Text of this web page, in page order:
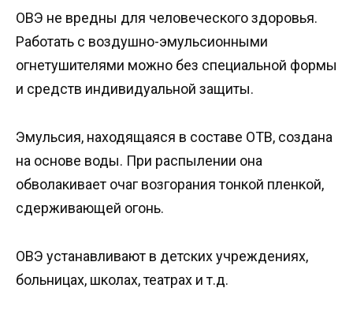
ОВЭ не вредны для человеческого здоровья.
Работать с воздушно-эмульсионными
огнетушителями можно без специальной формы
и средств индивидуальной защиты.
Эмульсия, находящаяся в составе ОТВ, создана
на основе воды. При распылении она
обволакивает очаг возгорания тонкой пленкой,
сдерживающей огонь.
ОВЭ устанавливают в детских учреждениях,
больницах, школах, театрах и т.д.